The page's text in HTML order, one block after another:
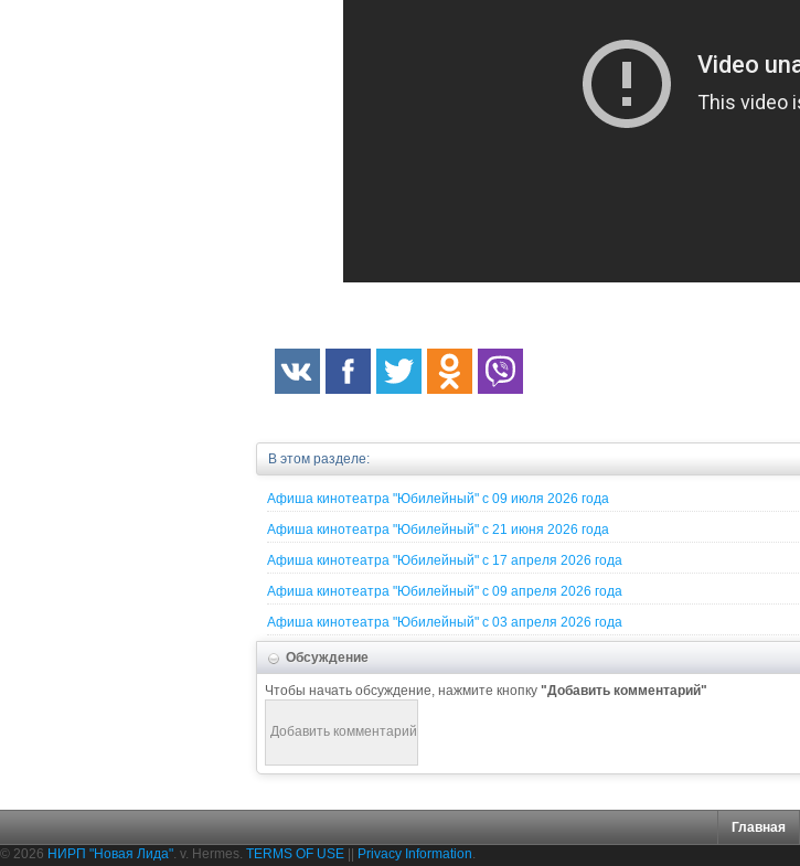
В этом разделе:
Афиша кинотеатра "Юбилейный" c 09 июля 2026 года
Афиша кинотеатра "Юбилейный" c 21 июня 2026 года
Афиша кинотеатра "Юбилейный" c 17 апреля 2026 года
Афиша кинотеатра "Юбилейный" c 09 апреля 2026 года
Афиша кинотеатра "Юбилейный" c 03 апреля 2026 года
Обсуждение
Чтобы начать обсуждение, нажмите кнопку "Добавить комментарий"
Главная
© 2026 НИРП "Новая Лида". v. Hermes. TERMS OF USE Privacy Information.